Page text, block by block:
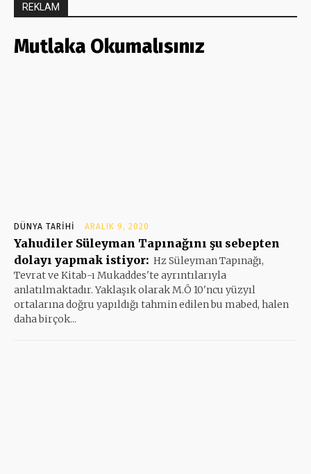
REKLAM
Mutlaka Okumalısınız
DÜNYA TARIHI ARALIK 9, 2020
Yahudiler Süleyman Tapınağını şu sebepten
dolayı yapmak istiyor: Hz Süleyman Tapınağı,
Tevrat ve Kitab-ı Mukaddes'te ayrıntılarıyla
anlatılmaktadır. Yaklaşık olarak M.Ö 10'ncu yüzyıl
ortalarına doğru yapıldığı tahmin edilen bu mabed, halen
daha birçok...